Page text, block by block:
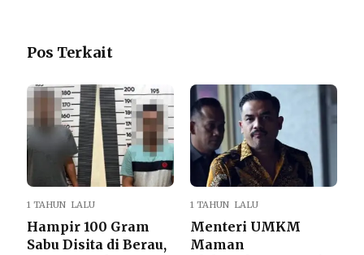
Pos Terkait
1 TAHUN LALU
Hampir 100 Gram
Sabu Disita di Berau,
1 TAHUN LALU
Menteri UMKM
Maman